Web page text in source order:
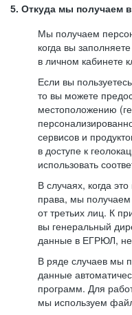
5. Откуда мы получаем
Мы получаем
когда вы
в личном кабинете
Если вы
то вы можете
местоположению
сервисов и
в доступе к
использовать
В случаях, когда
права, мы
от третьих лиц. К
вы генеральный
данные в ЕГРЮЛ, не
В ряде случаев мы
данные
программ. Для
мы используем